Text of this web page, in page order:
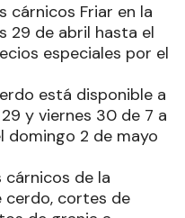
cárnicos Friar en la
29 de abril hasta el
especiales por el
está disponible a
y viernes 30 de 7 a
domingo 2 de mayo
de la
cerdo, cortes de